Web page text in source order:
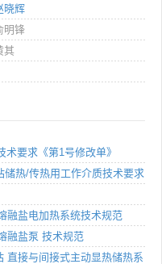
晓辉
明锋
其
要求《第1号修改单》
热/传热用工作介质技术要求
融盐电加热系统技术规范
融盐泵 技术规范
直接与间接式主动显热储热系